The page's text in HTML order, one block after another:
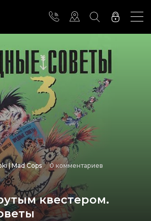
| Mad Cops
0 комментариев
квестером.